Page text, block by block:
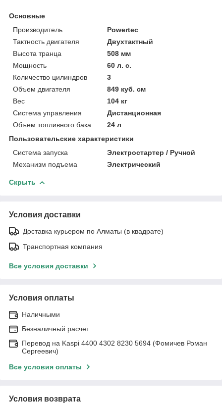
Основные
Производитель
Powertec
Тактность двигателя
Двухтактный
Высота транца
508 мм
Мощность
60 л. с.
Количество цилиндров
3
Объем двигателя
849 куб. см
Вес
104 кг
Система управления
Дистанционная
Объем топливного бака
24 л
Пользовательские характеристики
Система запуска
Электростартер / Ручной
Механизм подъема
Электрический
Скрыть
Условия доставки
Доставка курьером по Алматы (в квадрате)
Транспортная компания
Все условия доставки
Условия оплаты
Наличными
Безналичный расчет
Перевод на Kaspi 4400 4302 8230 5694 (Фомичев Роман
Сергеевич)
Все условия оплаты
Условия возврата